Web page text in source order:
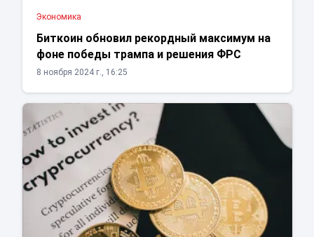
Экономика
Биткоин обновил рекордный максимум на
фоне победы трампа и решения ФРС
8 ноября 2024 г., 16:25